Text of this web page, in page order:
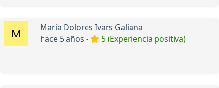
Maria Dolores Ivars Galiana
hace 5 años -
5 (Experiencia positiva)